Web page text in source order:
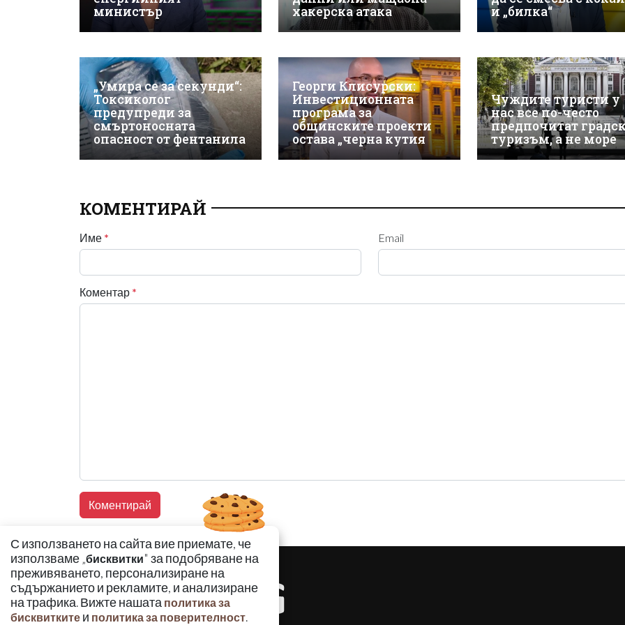
министър
хакерска атака
и „билка“
„Умира се за секунди“:
Токсиколог
предупреди за
смъртоносната
опасност от фентанила
Георги Клисурски:
Инвестиционната
програма за
общинските проекти
остава „черна кутия
Чуждите туристи у
нас все по-често
предпочитат
туризъм, а не море
КОМЕНТИРАЙ
Име * Email
Коментар *
С използването на сайта вие приемате, че
използваме „бисквитки" за подобряване на
преживяването, персонализиране на
съдържанието и рекламите, и анализиране
на трафика. Вижте нашата политика за
бисквитките и политика за поверителност.